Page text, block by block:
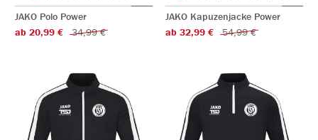
JAKO Polo Power
ab 20,99 €
34,99 €
JAKO Kapuzenjacke Power
ab 32,99 €
54,99 €